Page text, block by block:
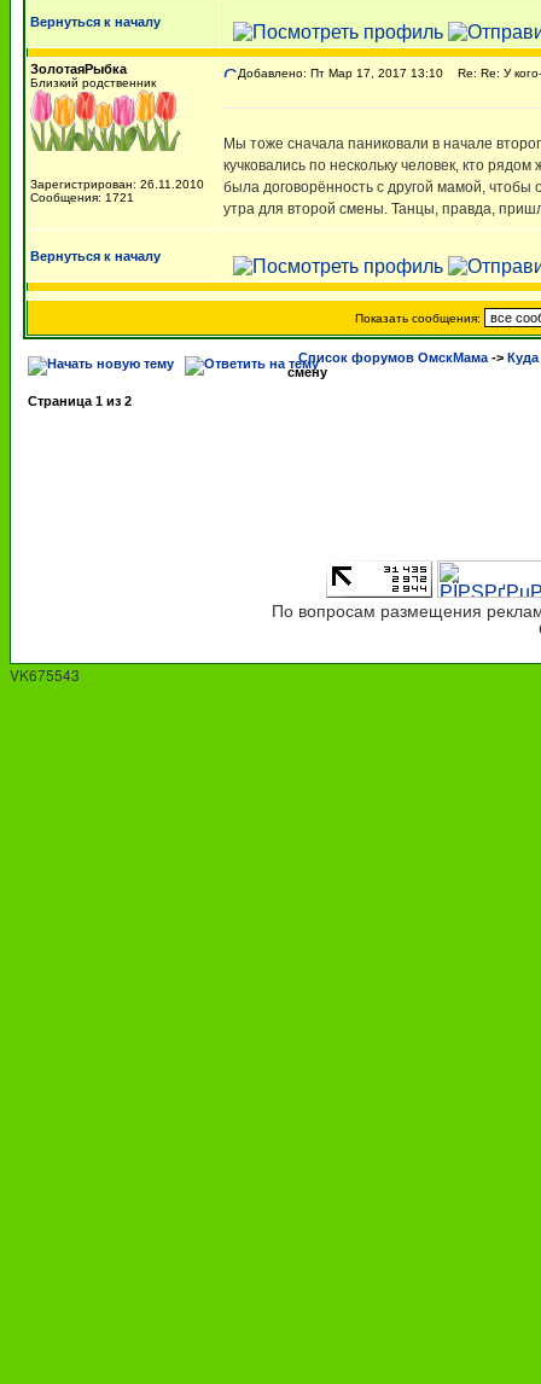
Вернуться к началу
ЗолотаяРыбка
Близкий родственник
Зарегистрирован: 26.11.2010
Сообщения: 1721
Добавлено: Пт Мар 17, 2017 13:10 Re: Re: У
Мы тоже сначала паниковали в начале
кучковались по нескольку человек, кто
была договорённость с другой мамой, чтобы
утра для второй смены. Танцы, правда,
Вернуться к началу
Показать сообщения:
Список форумов ОмскМама -> Куда
смену
Страница 1 из 2
По вопросам размещения
VK675543